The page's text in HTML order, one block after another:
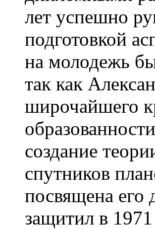
лет успешно
подготовкой
на молодежь
так как
широчайшего
создание
спутников
посвящена его
защитил в 1971